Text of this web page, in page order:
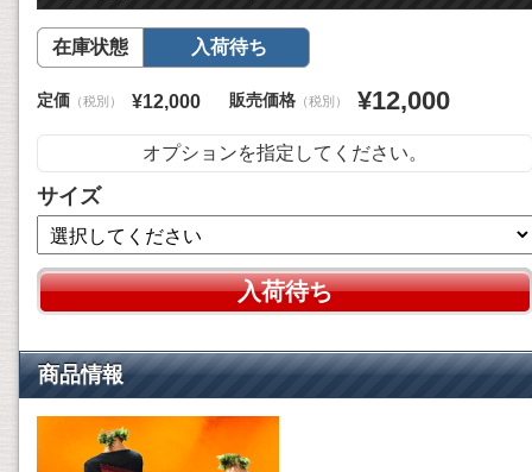
在庫状態 入荷待ち
定価 （税別） ¥12,000 販売価格 （税別） ¥12,000
オプションを指定してください。
サイズ
入荷待ち
商品情報